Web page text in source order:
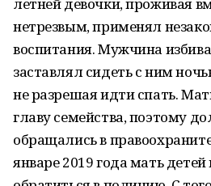
нетрезвым, применял
воспитания. Мужчина
заставлял сидеть с ним
не разрешая идти спать.
главу семейства, поэтому
обращались в
январе 2019 года мать